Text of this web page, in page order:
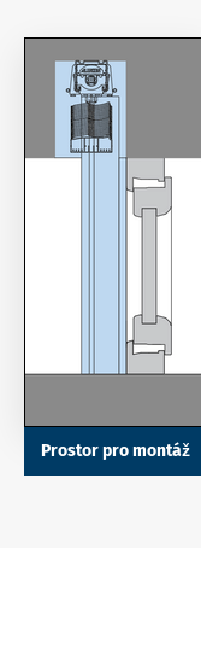
Prostor pro montáž